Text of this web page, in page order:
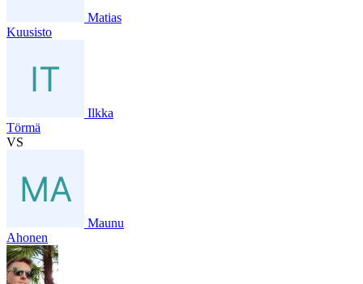
Matias
Kuusisto
Ilkka
Törmä
VS
Maunu
Ahonen